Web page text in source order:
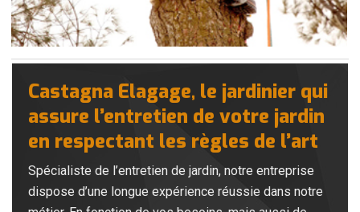
Castagna Elagage, le jardinier qui
assure l’entretien de votre jardin
en respectant les règles de l’art
Spécialiste de l’entretien de jardin, notre entreprise
dispose d’une longue expérience réussie dans notre